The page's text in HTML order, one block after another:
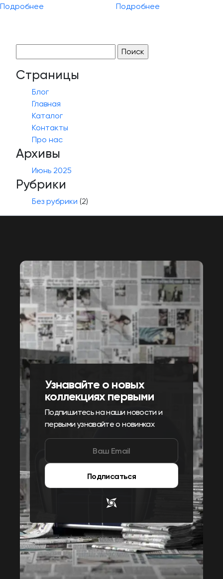
Подробнее Подробнее
Страницы
Блог
Главная
Каталог
Контакты
Про нас
Архивы
Июнь 2025
Рубрики
Без рубрики (2)
Узнавайте о новых
коллекциях первыми
Подпишитесь на наши новости и
первыми узнавайте о новинках
Подписаться